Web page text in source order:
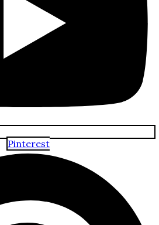
Pinterest